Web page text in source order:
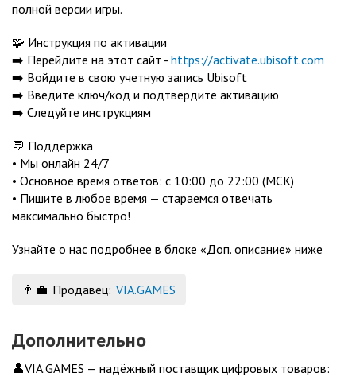
полной версии игры.
🧩 Инструкция по активации
➡️ Перейдите на этот сайт - https://activate.ubisoft.com
➡️ Войдите в свою учетную запись Ubisoft
➡️ Введите ключ/код и подтвердите активацию
➡️ Следуйте инструкциям
💬 Поддержка
• Мы онлайн 24/7
• Основное время ответов: с 10:00 до 22:00 (МСК)
• Пишите в любое время — стараемся отвечать
максимально быстро!
Узнайте о нас подробнее в блоке «Доп. описание» ниже
👨‍💼 Продавец: VIA.GAMES
Дополнительно
👤VIA.GAMES — надёжный поставщик цифровых товаров: